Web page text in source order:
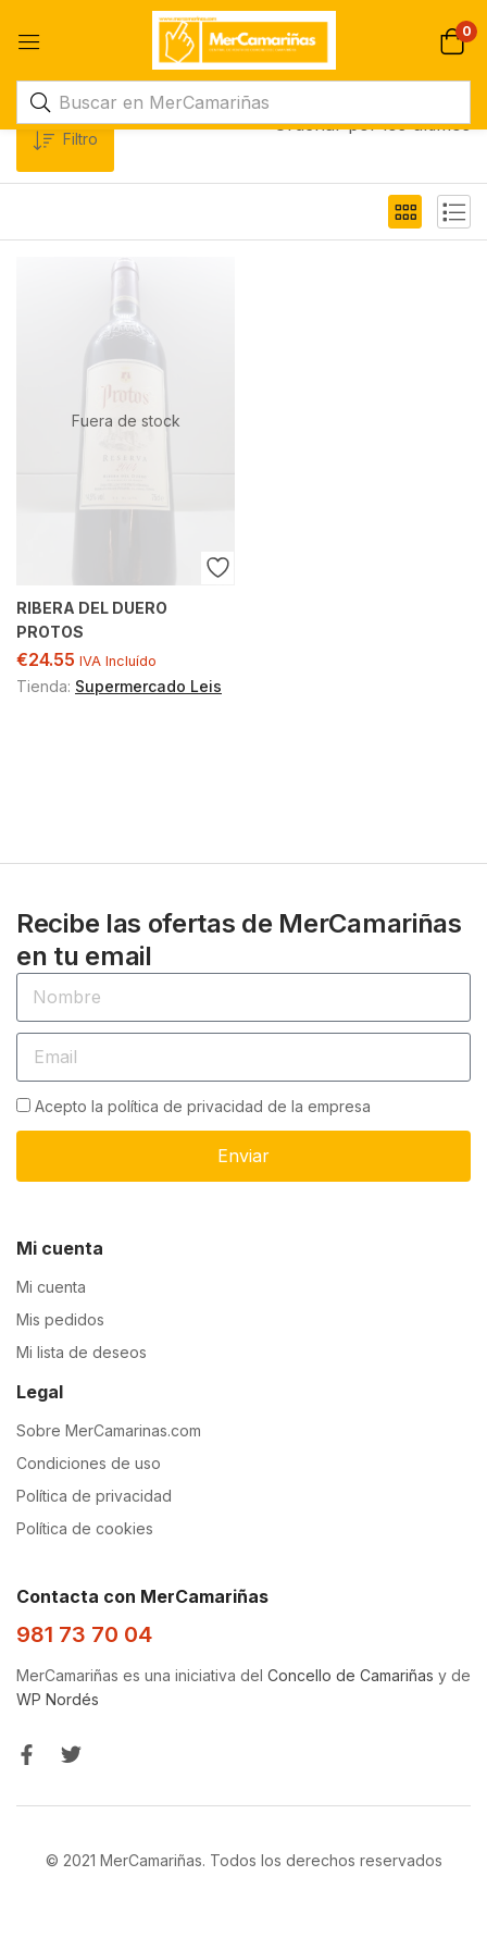
0
Filtro
Ordenar por los últimos
Fuera de stock
RIBERA DEL DUERO
PROTOS
€24.55 IVA Incluído
Tienda: Supermercado Leis
Recibe las ofertas de MerCamariñas
en tu email
Acepto la política de privacidad de la empresa
Enviar
Mi cuenta
Mi cuenta
Mis pedidos
Mi lista de deseos
Legal
Sobre MerCamarinas.com
Condiciones de uso
Política de privacidad
Política de cookies
Contacta con MerCamariñas
981 73 70 04
MerCamariñas es una iniciativa del Concello de Camariñas y de
WP Nordés
© 2021 MerCamariñas. Todos los derechos reservados